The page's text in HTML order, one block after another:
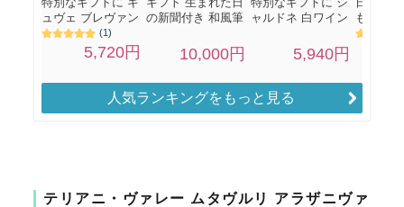
人気ランキングをもっと見る
テリアニ・ヴァレー ムタヴルリ アラザニヴァ